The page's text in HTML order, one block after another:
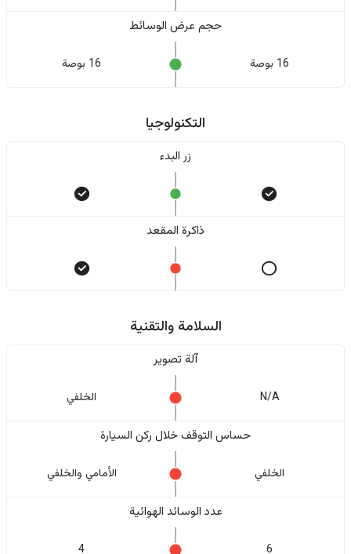
حجم عرض الوسائط
16 بوصة 16 بوصة
التكنولوجيا
زر البدء
ذاكرة المقعد
السلامة والتقنية
آلة تصوير
N/A الخلفي
حساس التوقف خلال ركن السيارة
الخلفي الأمامي والخلفي
عدد الوسائد الهوائية
6
4